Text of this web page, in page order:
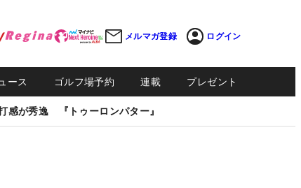
メルマガ登録 ログイン
ース ゴルフ場予約 連載 プレゼント
感が秀逸 『トゥーロンパター』